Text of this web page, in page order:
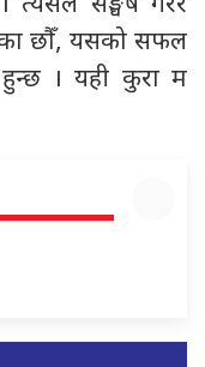
छौँ, यसको सफल
हुन्छ । यही कुरा म